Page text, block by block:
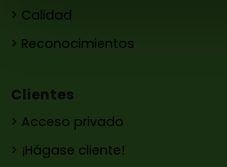
> Calidad
> Reconocimientos
Clientes
> Acceso privado
> ¡Hágase cliente!